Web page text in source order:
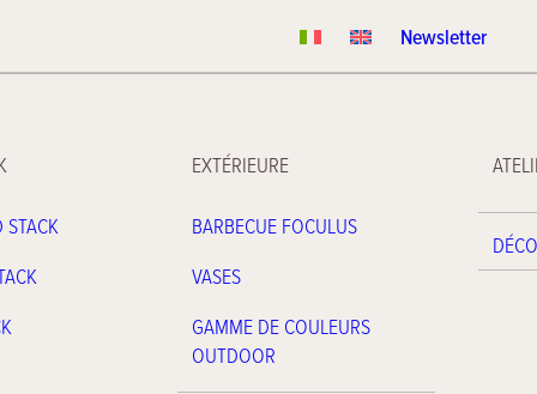
Newsletter
STACK
EXTÉRIEURE
BARBECUE FOCULUS
VASES
GAMME DE COULEURS
OUTDOOR